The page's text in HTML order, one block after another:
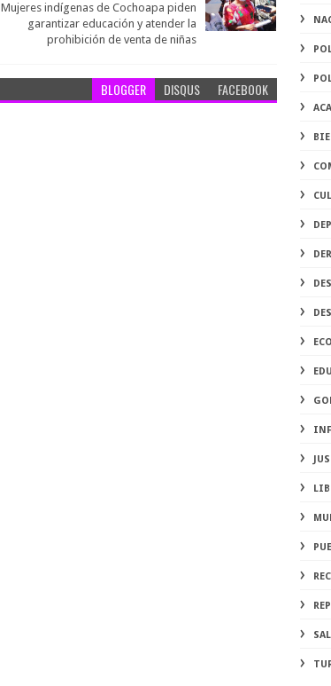
Mujeres indígenas de Cochoapa piden
garantizar educación y atender la
prohibición de venta de niñas
BLOGGER DISQUS FACEBOOK